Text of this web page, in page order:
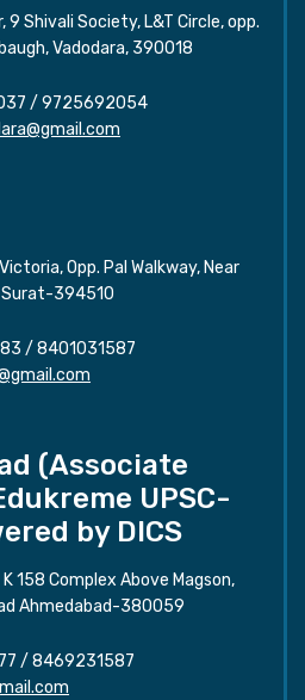
9 Shivali Society, L&T Circle, opp.
Vadodara, 390018
/ 9725692054
Opp. Pal Walkway, Near
Surat-394510
/ 8401031587
(Associate
UPSC-
by DICS
158 Complex Above Magson,
Ahmedabad-380059
/ 8469231587